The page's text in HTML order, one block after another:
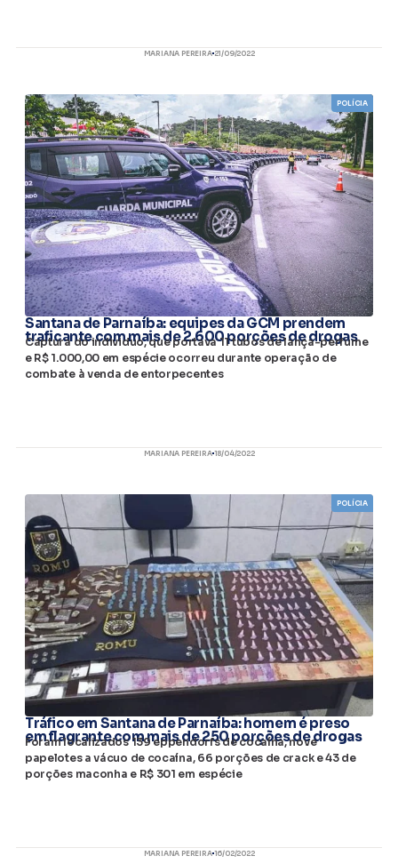
MARIANA PEREIRA 21/09/2022
POLÍCIA
​Santana de Parnaíba: equipes da GCM prendem
traficante com mais de 2.600 porções de drogas
Captura do individuo, que portava 11 tubos de lança-perfume
e R$ 1.000,00 em espécie ocorreu durante operação de
combate à venda de entorpecentes
MARIANA PEREIRA 18/04/2022
POLÍCIA
Tráfico em Santana de Parnaíba: homem é preso
em flagrante com mais de 250 porções de drogas
Foram localizados 139 eppendorfs de cocaína, nove
papelotes a vácuo de cocaína, 66 porções de crack e 43 de
porções maconha e R$ 301 em espécie
MARIANA PEREIRA 16/02/2022